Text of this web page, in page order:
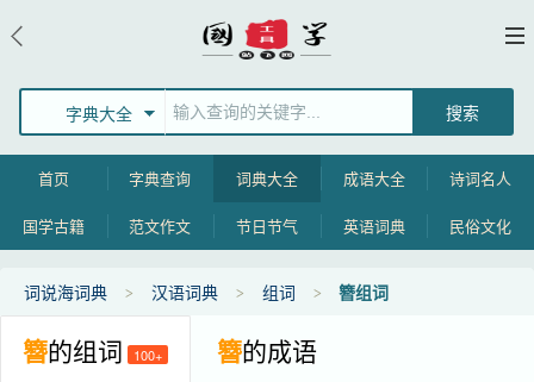
字典大全
首页 字典查询 词典大全 成语大全 诗词名人
国学古籍 范文作文 节日节气 英语词典 民俗文化
词说海词典 汉语词典 组词 簪组词
簪的组词 100+ 簪的成语